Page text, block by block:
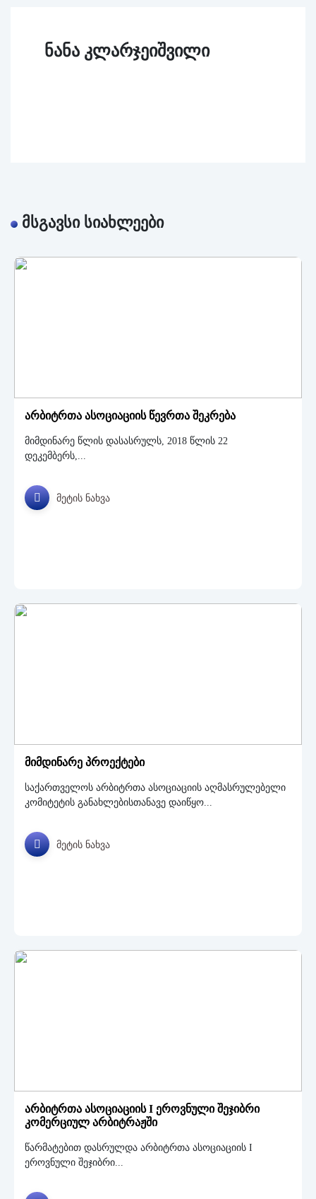
ასოციაციის
სიახლეები
რესურსები
დასმული
კითხვები
ნანა კლარჯეიშვილი
მსგავსი სიახლეები
არბიტრთა ასოციაციის წევრთა შეკრება
მიმდინარე წლის დასასრულს, 2018 წლის 22
დეკემბერს,...
მეტის ნახვა
მიმდინარე პროექტები
საქართველოს არბიტრთა ასოციაციის აღმასრულებელი
კომიტეტის განახლებისთანავე დაიწყო...
მეტის ნახვა
არბიტრთა ასოციაციის I ეროვნული შეჯიბრი
კომერციულ არბიტრაჟში
წარმატებით დასრულდა არბიტრთა ასოციაციის I
ეროვნული შეჯიბრი...